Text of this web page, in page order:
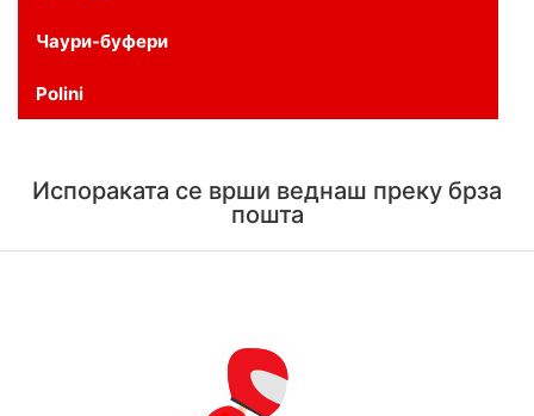
Чаури-буфери
Polini
Испораката се врши веднаш преку брза
пошта